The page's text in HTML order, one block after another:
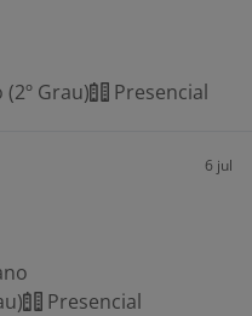
Grau) Presencial
6 jul
Presencial